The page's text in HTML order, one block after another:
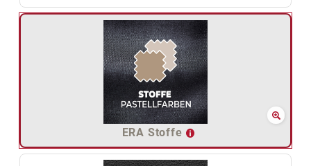
ERA Stoffe